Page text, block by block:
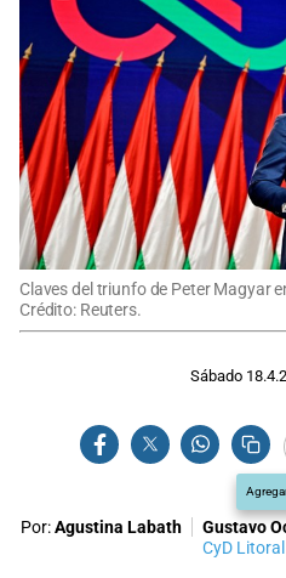
Claves del triunfo de Peter Magyar
Crédito: Reuters.
Sábado
Por:Agustina Labath
Gustavo
CyD